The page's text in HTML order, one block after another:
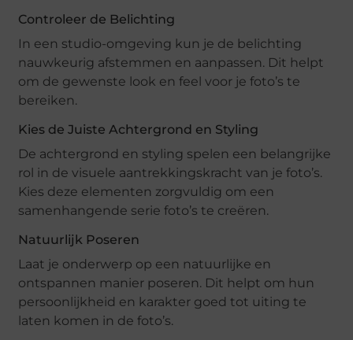
Controleer de Belichting
In een studio-omgeving kun je de belichting
nauwkeurig afstemmen en aanpassen. Dit helpt
om de gewenste look en feel voor je foto’s te
bereiken.
Kies de Juiste Achtergrond en Styling
De achtergrond en styling spelen een belangrijke
rol in de visuele aantrekkingskracht van je foto’s.
Kies deze elementen zorgvuldig om een
samenhangende serie foto’s te creëren.
Natuurlijk Poseren
Laat je onderwerp op een natuurlijke en
ontspannen manier poseren. Dit helpt om hun
persoonlijkheid en karakter goed tot uiting te
laten komen in de foto’s.